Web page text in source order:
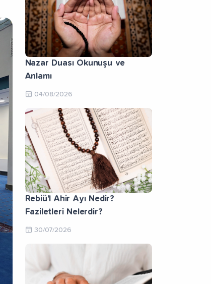
Nazar Duası Okunuşu ve
Anlamı
04/08/2026
Rebiü’l Ahir Ayı Nedir?
Faziletleri Nelerdir?
30/07/2026